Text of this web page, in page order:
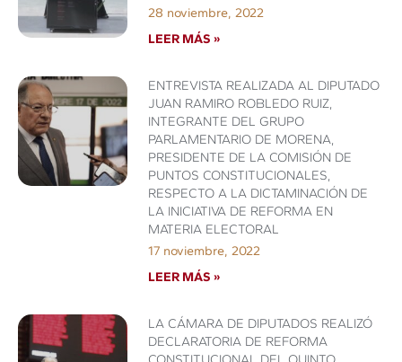
28 noviembre, 2022
LEER MÁS »
ENTREVISTA REALIZADA AL DIPUTADO
JUAN RAMIRO ROBLEDO RUIZ,
INTEGRANTE DEL GRUPO
PARLAMENTARIO DE MORENA,
PRESIDENTE DE LA COMISIÓN DE
PUNTOS CONSTITUCIONALES,
RESPECTO A LA DICTAMINACIÓN DE
LA INICIATIVA DE REFORMA EN
MATERIA ELECTORAL
17 noviembre, 2022
LEER MÁS »
LA CÁMARA DE DIPUTADOS REALIZÓ
DECLARATORIA DE REFORMA